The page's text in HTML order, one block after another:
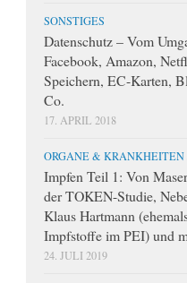
SONSTIGES
Datenschutz – Vom
Facebook, Amazon,
Speichern, EC-Karten,
Co.
17. APRIL 2018
ORGANE & KRANKHEITEN
Impfen Teil 1: Von
der TOKEN-Studie,
Klaus Hartmann
Impfstoffe im PEI) und
24. JULI 2019